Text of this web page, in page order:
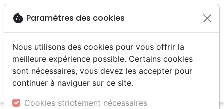
menu
cookie Paramètres des cookies
Nous utilisons des cookies pour vous offrir la
meilleure expérience possible. Certains cookies
sont nécessaires, vous devez les accepter pour
continuer à naviguer sur ce site.
Cookies strictement nécessaires